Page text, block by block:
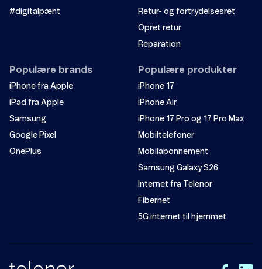
#digitalpænt
Retur- og fortrydelsesret
Opret retur
Reparation
Populære brands
iPhone fra Apple
iPad fra Apple
Samsung
Google Pixel
OnePlus
Populære produkter
iPhone 17
iPhone Air
iPhone 17 Pro og 17 Pro Max
Mobiltelefoner
Mobilabonnement
Samsung Galaxy S26
Internet fra Telenor
Fibernet
5G internet til hjemmet